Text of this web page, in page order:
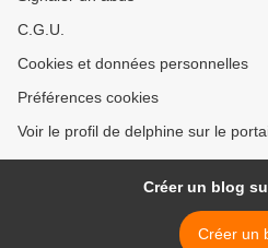
C.G.U.
Cookies et données personnelles
Préférences cookies
Voir le profil de delphine sur le
Créer un blog
Créer un